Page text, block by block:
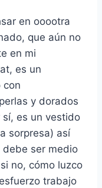
en ooootra
que aún no
en mi
es un
con
y dorados
es un vestido
sorpresa) así
debe ser medio
no, cómo luzco
trabajo